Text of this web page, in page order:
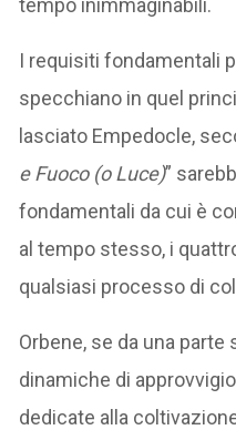
I requisiti fondamentali
specchiano in quel
lasciato Empedocle,
e Fuoco (o Luce)”
fondamentali da cui è
al tempo stesso, i
qualsiasi processo di
Orbene, se da una
dinamiche di
dedicate alla